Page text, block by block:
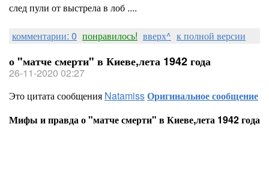
след пули от выстрела в лоб ....
комментарии: 0 понравилось! вверх^ к полной версии
о "матче смерти" в Киеве,лета 1942 года
26-11-2020 02:27
Это цитата сообщения NatamissОригинальное сообщение
Мифы и правда о "матче смерти" в Киеве,лета 1942 года